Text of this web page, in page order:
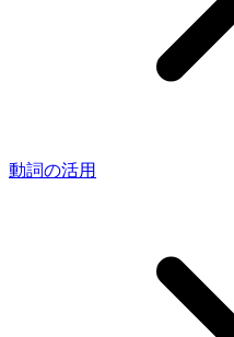
動詞の活用